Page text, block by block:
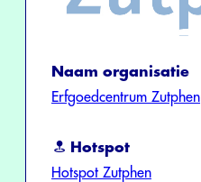
Naam organisatie
Erfgoedcentrum Zutphen
Hotspot
Hotspot Zutphen